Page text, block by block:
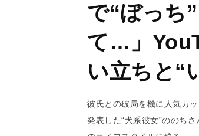
で“ぼっち
て…」
い立ちと“
彼氏との破局を機に人気カ
発表した“犬系彼女”ののちさ